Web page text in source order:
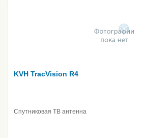
KVH TracVision R4
Спутниковая ТВ антенна